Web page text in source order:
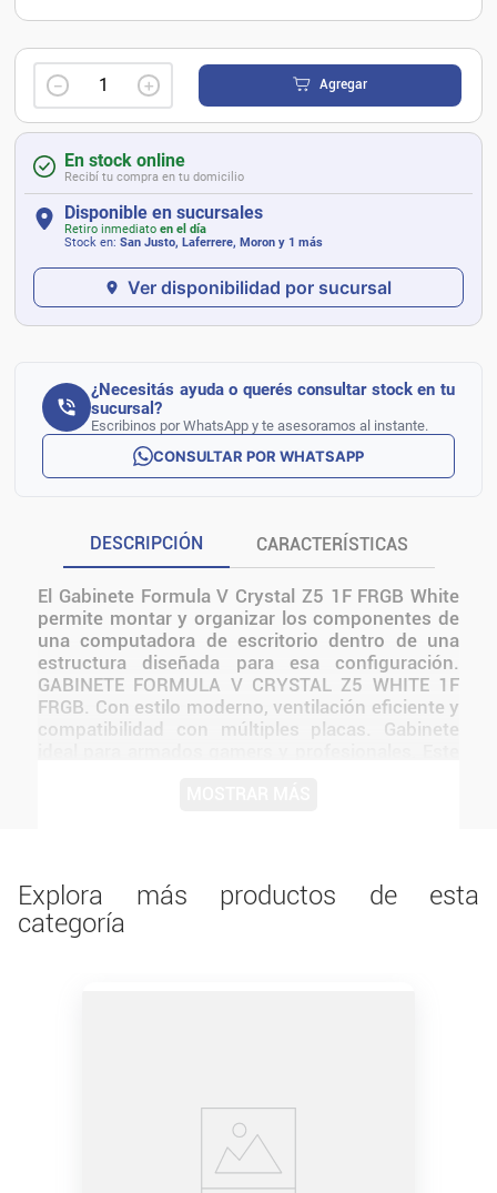
＋
－ Agregar
En stock online
Recibí tu compra en tu domicilio
Disponible en sucursales
Retiro inmediato en el día
Stock en: San Justo, Laferrere, Moron y 1 más
Ver disponibilidad por sucursal
¿Necesitás ayuda o querés consultar stock en tu
sucursal?
Escribinos por WhatsApp y te asesoramos al instante.
CONSULTAR POR WHATSAPP
DESCRIPCIÓN CARACTERÍSTICAS
El Gabinete Formula V Crystal Z5 1F FRGB White
permite montar y organizar los componentes de
una computadora de escritorio dentro de una
estructura diseñada para esa configuración.
GABINETE FORMULA V CRYSTAL Z5 WHITE 1F
FRGB. Con estilo moderno, ventilación eficiente y
compatibilidad con múltiples placas. Gabinete
utilizarlo, conviene verificar medidas,
conexiones, alimentación y compatibilidad con el
resto del equipo.
Explora más productos de esta
categoría